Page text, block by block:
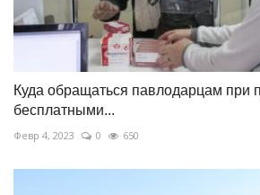
Куда обращаться павлодарцам при
бесплатными...
Февр 4, 2023 0 650